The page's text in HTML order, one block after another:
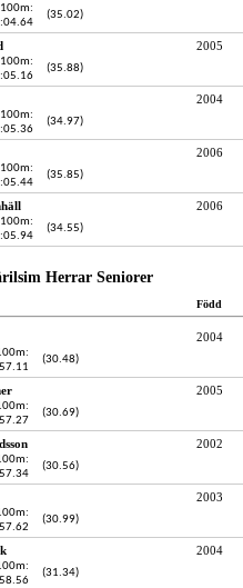
100m:
(35.02)
2005
100m:
(35.88)
2004
100m:
(34.97)
2006
100m:
(35.85)
2006
100m:
(34.55)
Herrar Seniorer
Född
2004
57.11
(30.48)
2005
57.27
(30.69)
2002
57.34
(30.56)
2003
57.62
(30.99)
2004
58.56
(31.34)